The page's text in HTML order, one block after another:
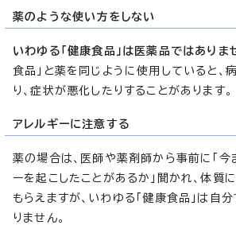
薬のような使い方をしない
いわゆる「健康食品」は医薬品ではありま
食品」と薬を同じように使用していると、
り、症状が悪化したりすることがあります。
アレルギーに注意する
薬の場合は、医師や薬剤師から事前に「今
ーを起こしたことがあるか」聞かれ、体質
もらえますが、いわゆる「健康食品」は自
りません。